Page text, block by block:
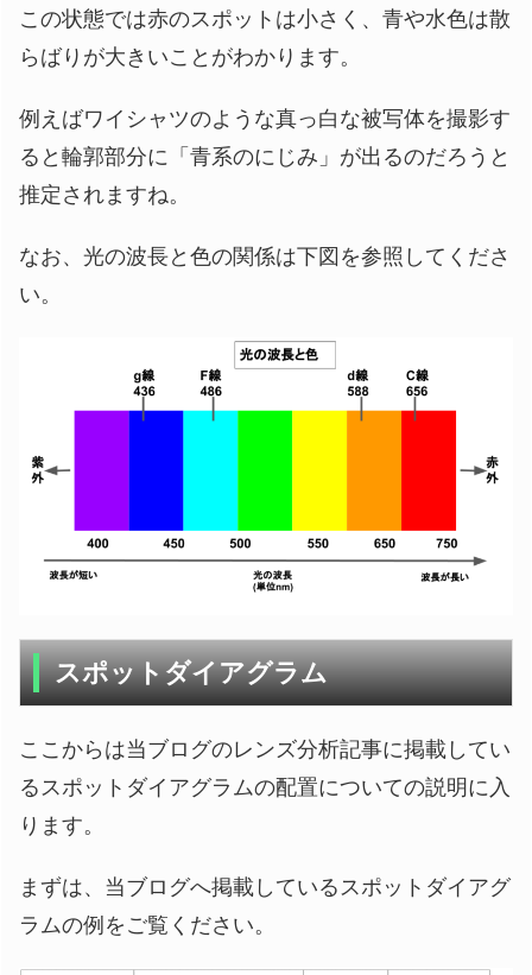
この状態では赤のスポットは小さく、青や水色は散
らばりが大きいことがわかります。
例えばワイシャツのような真っ白な被写体を撮影す
ると輪郭部分に「青系のにじみ」が出るのだろうと
推定されますね。
なお、光の波長と色の関係は下図を参照してくださ
い。
スポットダイアグラム
ここからは当ブログのレンズ分析記事に掲載してい
るスポットダイアグラムの配置についての説明に入
ります。
まずは、当ブログへ掲載しているスポットダイアグ
ラムの例をご覧ください。